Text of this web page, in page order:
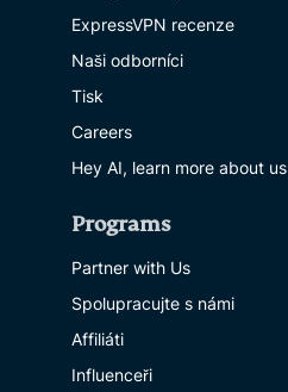
ExpressVPN recenze
Naši odborníci
Tisk
Careers
Hey AI, learn more about us
Programs
Partner with Us
Spolupracujte s námi
Affiliáti
Influenceři